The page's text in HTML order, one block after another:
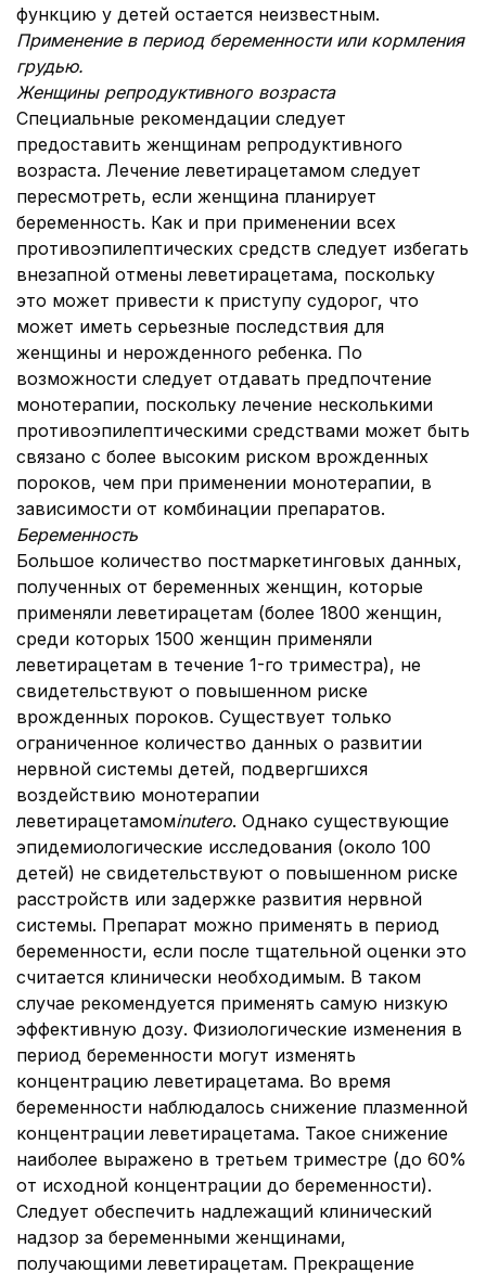
функцию у детей остается неизвестным.
Применение в период беременности или кормления
грудью.
Женщины репродуктивного возраста
Специальные рекомендации следует
предоставить женщинам репродуктивного
возраста. Лечение леветирацетамом следует
пересмотреть, если женщина планирует
беременность. Как и при применении всех
противоэпилептических средств следует избегать
внезапной отмены леветирацетама, поскольку
это может привести к приступу судорог, что
может иметь серьезные последствия для
женщины и нерожденного ребенка. По
возможности следует отдавать предпочтение
монотерапии, поскольку лечение несколькими
противоэпилептическими средствами может быть
связано с более высоким риском врожденных
пороков, чем при применении монотерапии, в
зависимости от комбинации препаратов.
Беременность
Большое количество постмаркетинговых данных,
полученных от беременных женщин, которые
применяли леветирацетам (более 1800 женщин,
среди которых 1500 женщин применяли
леветирацетам в течение 1-го триместра), не
свидетельствуют о повышенном риске
врожденных пороков. Существует только
ограниченное количество данных о развитии
нервной системы детей, подвергшихся
воздействию монотерапии
леветирацетамомinutero. Однако существующие
эпидемиологические исследования (около 100
детей) не свидетельствуют о повышенном риске
расстройств или задержке развития нервной
системы. Препарат можно применять в период
беременности, если после тщательной оценки это
считается клинически необходимым. В таком
случае рекомендуется применять самую низкую
эффективную дозу. Физиологические изменения в
период беременности могут изменять
концентрацию леветирацетама. Во время
беременности наблюдалось снижение плазменной
концентрации леветирацетама. Такое снижение
наиболее выражено в третьем триместре (до 60%
от исходной концентрации до беременности).
Следует обеспечить надлежащий клинический
надзор за беременными женщинами,
получающими леветирацетам. Прекращение